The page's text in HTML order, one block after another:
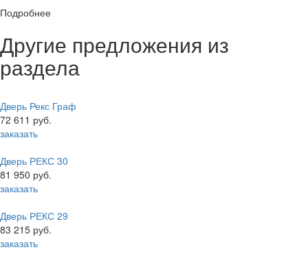
Подробнее
Другие предложения из
раздела
Дверь Рекс Граф
72 611 руб.
заказать
Дверь РЕКС 30
81 950 руб.
заказать
Дверь РЕКС 29
83 215 руб.
заказать